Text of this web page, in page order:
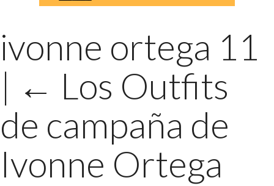
ivonne ortega 11
| ← Los Outfits
de campaña de
Ivonne Ortega